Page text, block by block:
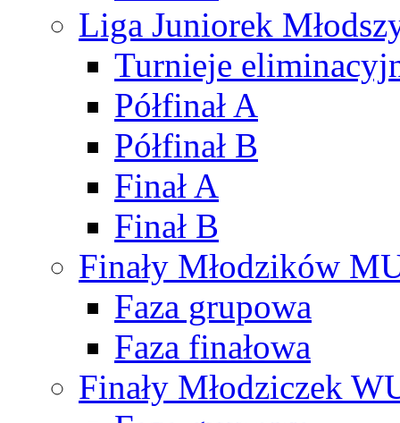
Liga Juniorek
Turnieje
Półfinał A
Półfinał B
Finał A
Finał B
Finały Młodzików
Faza grupowa
Faza finałowa
Finały Młodziczek